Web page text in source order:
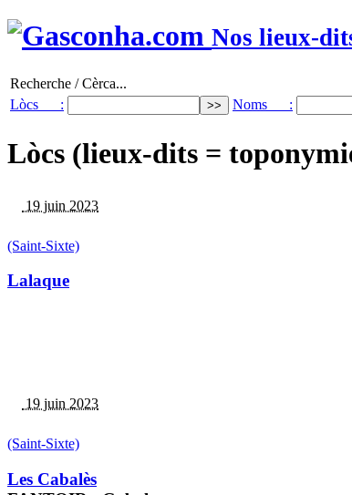
Nos lieux-
Recherche / Cèrca...
Lòcs :
Noms :
Lòcs (lieux-dits =
19 juin 2023
(Saint-Sixte)
Lalaque
19 juin 2023
(Saint-Sixte)
Les Cabalès